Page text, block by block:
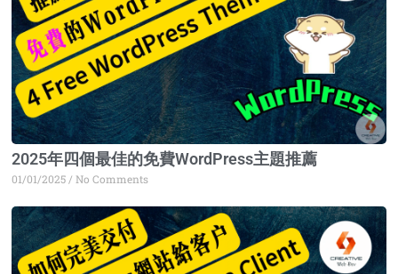
2025年四個最佳的免費WordPress主題推薦
01/01/2025 No Comments